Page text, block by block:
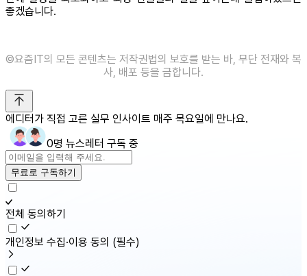
좋겠습니다.
©️요즘IT의 모든 콘텐츠는 저작권법의 보호를 받는 바, 무단 전재와 복
사, 배포 등을 금합니다.
에디터가 직접 고른 실무 인사이트 매주 목요일에 만나요.
0명 뉴스레터 구독 중
무료로 구독하기
전체 동의하기
개인정보 수집·이용 동의 (필수)